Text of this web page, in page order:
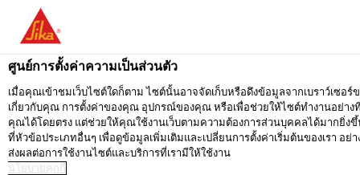
คุณกำลังอยู่ที่ "ซิก้า ประเทศไทย" ดูเหมือนว่าคุณเ
ไปที่ SIKA USA อยู่ที่ ซิก้า ประเทศไทยก
ซิก้า ประเทศไทย
ศูนย์การตั้งค่าความเป็นส่วนตัว
เมื่อคุณเข้าชมเว็บไซต์ใดก็ตาม ไซต์นั้นอาจจัดเก็บหรือดึงข้อมูลจากเบราว์เซ
เกี่ยวกับคุณ การตั้งค่าของคุณ อุปกรณ์ของคุณ หรือเพื่อช่วยให้ไซต์ทำงานอย่า
คุณได้โดยตรง แต่ช่วยให้คุณใช้งานเว็บตามความต้องการส่วนบุคคลได้มากยิ่ง
ที่หัวข้อประเภทอื่นๆ เพื่อดูข้อมูลเพิ่มเติมและเปลี่ยนการตั้งค่าเริ่มต้นของเรา อ
ส่งผลต่อการใช้งานไซต์และบริการที่เรามีให้ใช้งาน
นโยบายคุกกี้